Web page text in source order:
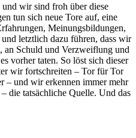
und wir sind froh über diese
tun sich neue Tore auf, eine
Meinungsbildungen,
letztlich dazu führen, dass wir
an Schuld und Verzweiflung und
vorher taten. So löst sich dieser
wir fortschreiten – Tor für Tor
– und wir erkennen immer mehr
die tatsächliche Quelle. Und das